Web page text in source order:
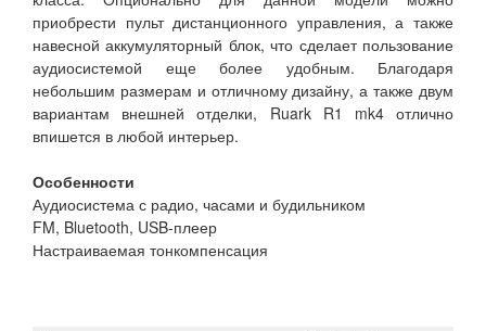
приобрести пульт дистанционного управления, а также
навесной аккумуляторный блок, что сделает пользование
аудиосистемой еще более удобным. Благодаря
небольшим размерам и отличному дизайну, а также двум
вариантам внешней отделки, Ruark R1 mk4 отлично
впишется в любой интерьер.
Особенности
Аудиосистема с радио, часами и будильником
FM, Bluetooth, USB-плеер
Настраиваемая тонкомпенсация